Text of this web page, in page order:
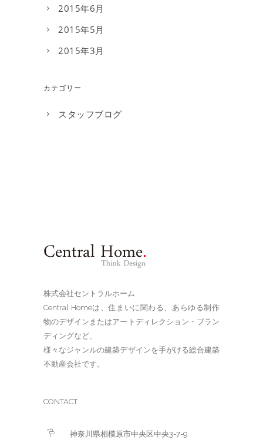
2015年6月
2015年5月
2015年3月
カテゴリー
スタッフブログ
株式会社セントラルホーム
Central Homeは、住まいに関わる、あらゆる制作
物のデザインまたはアートディレクション・ブラン
ディングなど、
様々なジャンルの建築デザインを手がける総合建築
不動産会社です。
CONTACT
神奈川県相模原市中央区中央3-7-9